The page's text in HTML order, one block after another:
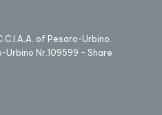
of Pesaro-Urbino.
Urbino Nr.109599 – Share